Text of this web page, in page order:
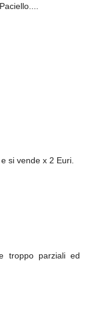
si vende x 2 Euri.
troppo parziali ed